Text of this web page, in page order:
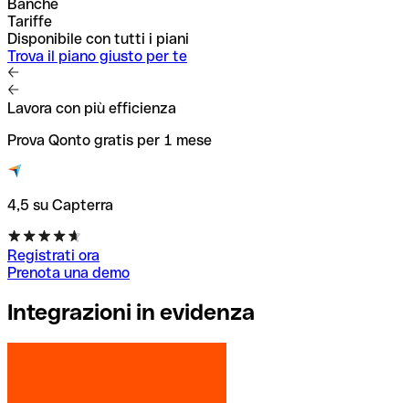
Banche
Tariffe
Disponibile con tutti i piani
Trova il piano giusto per te
Lavora con più efficienza
Prova Qonto gratis per 1 mese
4,5 su Capterra
Registrati ora
Prenota una demo
Integrazioni in evidenza